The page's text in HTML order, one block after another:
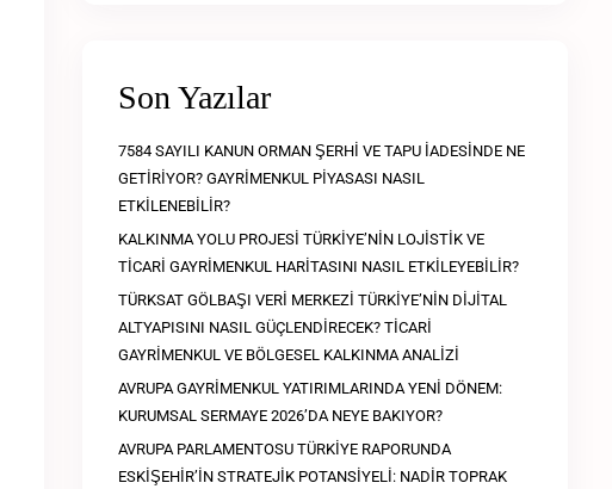
Son Yazılar
7584 SAYILI KANUN ORMAN ŞERHİ VE TAPU İADESİNDE NE
GETİRİYOR? GAYRİMENKUL PİYASASI NASIL
ETKİLENEBİLİR?
KALKINMA YOLU PROJESİ TÜRKİYE’NİN LOJİSTİK VE
TİCARİ GAYRİMENKUL HARİTASINI NASIL ETKİLEYEBİLİR?
TÜRKSAT GÖLBAŞI VERİ MERKEZİ TÜRKİYE’NİN DİJİTAL
ALTYAPISINI NASIL GÜÇLENDİRECEK? TİCARİ
GAYRİMENKUL VE BÖLGESEL KALKINMA ANALİZİ
AVRUPA GAYRİMENKUL YATIRIMLARINDA YENİ DÖNEM:
KURUMSAL SERMAYE 2026’DA NEYE BAKIYOR?
AVRUPA PARLAMENTOSU TÜRKİYE RAPORUNDA
ESKİŞEHİR’İN STRATEJİK POTANSİYELİ: NADİR TOPRAK